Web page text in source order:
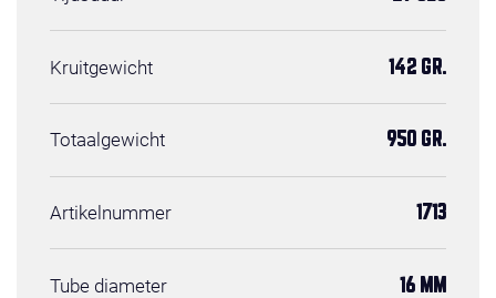
Kruitgewicht 142 GR.
Totaalgewicht 950 GR.
Artikelnummer 1713
Tube diameter 16 MM